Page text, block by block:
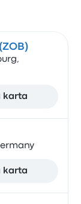
karta
karta